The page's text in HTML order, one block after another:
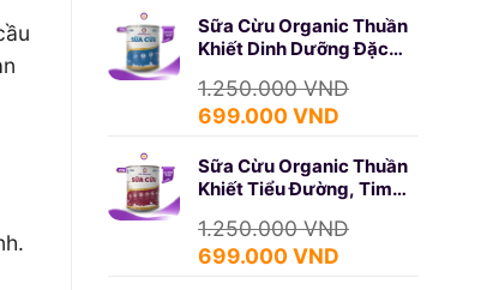
là:
750.000 VND.
tại
là:
439.000 VND.
Sữa Cừu Organic Thuần
Khiết Dinh Dưỡng Đặc
1.250.000VND
Giá
là:
1.250.000 VND.
699.000 VND
tại
là:
699.000 VND.
Sữa Cừu Organic Thuần
Khiết Tiểu Đường, Tim
1.250.000VND
Giá
699.000 VND